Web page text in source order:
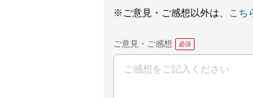
※ご意見・ご感想以外は、
こち
ご意見・ご感想